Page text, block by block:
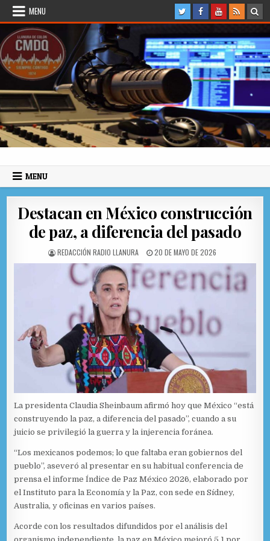
Skip to content
MENU
Radio Llanura de Colón
MENU
Destacan en México construcción
de paz, a diferencia del pasado
AUTHOR:
REDACCIÓN RADIO LLANURA PUBLISHED DATE:
20 DE MAYO DE 2026
La presidenta Claudia Sheinbaum afirmó hoy que México “está
construyendo la paz, a diferencia del pasado”, cuando a su
juicio se privilegió la guerra y la injerencia foránea.
“Los mexicanos podemos; lo que faltaba eran gobiernos del
pueblo”, aseveró al presentar en su habitual conferencia de
prensa el informe Índice de Paz México 2026, elaborado por
el Instituto para la Economía y la Paz, con sede en Sídney,
Australia, y oficinas en varios países.
Acorde con los resultados difundidos por el análisis del
organismo independiente, la paz en México mejoró 5,1 por